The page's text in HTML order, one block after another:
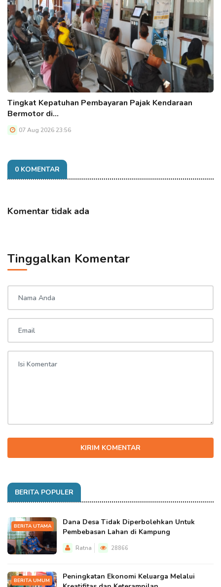
Tingkat Kepatuhan Pembayaran Pajak Kendaraan
Bermotor di…
07 Aug 2026 23:56
0 KOMENTAR
Komentar tidak ada
Tinggalkan Komentar
KIRIM KOMENTAR
BERITA POPULER
BERITA UTAMA
Dana Desa Tidak Diperbolehkan Untuk
Pembebasan Lahan di Kampung
Ratna 28866
BERITA UMUM
Peningkatan Ekonomi Keluarga Melalui